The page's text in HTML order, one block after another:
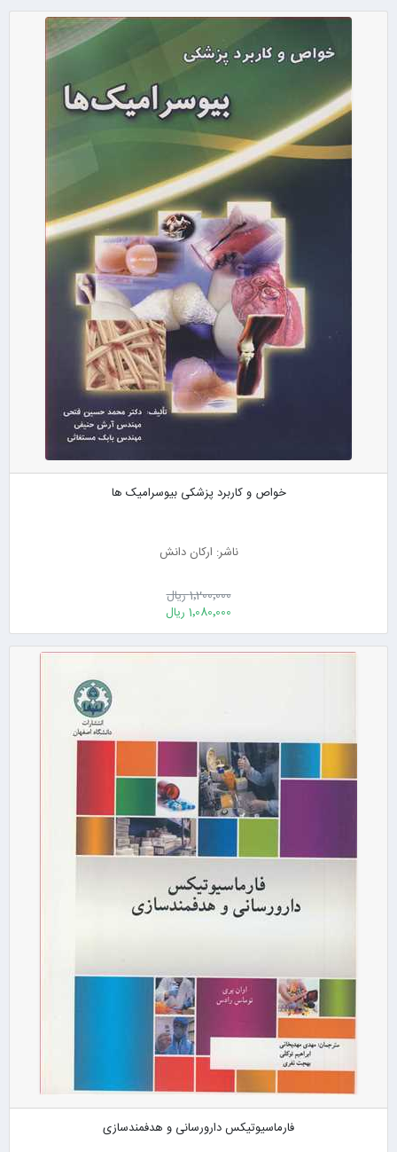
خواص و کاربرد پزشکی بیوسرامیک ها
ناشر: ارکان دانش
1٬200٬000 ریال
1٬080٬000 ریال
فارماسیوتیکس دارورسانی و هدفمندسازی